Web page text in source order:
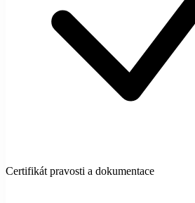
Certifikát pravosti a dokumentace